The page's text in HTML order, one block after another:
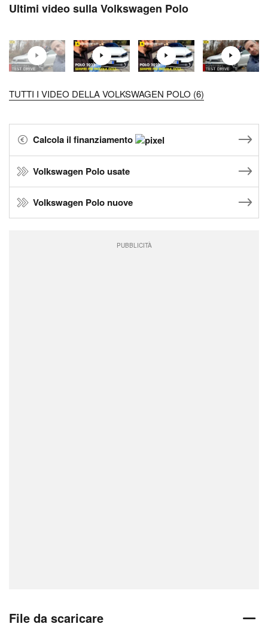
Ultimi video sulla Volkswagen Polo
TUTTI I VIDEO DELLA VOLKSWAGEN POLO (6)
Calcola il finanziamento
Volkswagen Polo usate
Volkswagen Polo nuove
PUBBLICITÀ
File da scaricare